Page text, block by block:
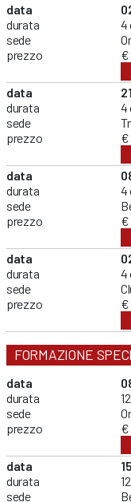
data
durata
sede
prezzo
4
€
data
durata
sede
prezzo
4
€
data
durata
sede
prezzo
4
€
data
durata
sede
prezzo
4
€
FORMAZIONE
data
durata
sede
prezzo
€
data
durata
sede